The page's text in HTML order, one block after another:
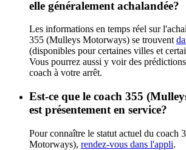
elle généralement achalandée?
Les informations en temps réel sur
355 (Mulleys Motorways) se trouvent
(disponibles pour certaines villes et
Vous pourrez aussi y voir des
coach à votre arrêt.
Est-ce que le coach 355
est présentement en service?
Pour connaître le statut actuel du coach
Motorways), rendez-vous dans l'appli.